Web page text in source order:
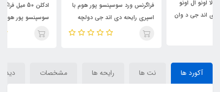
فراگرنس ورد سوسپنسو پور هوم با
اسپری رایحه دی اند جی دولچه
گابانا پور هوم اینتنسو (
ادکلن 50 میل فراگرنس ورد مدل
سوسپنسو پور هوم رایحه دی اند
جی دولچه گابانا پور هوم
آکورد ها نت ها رایحه ها مشخصات